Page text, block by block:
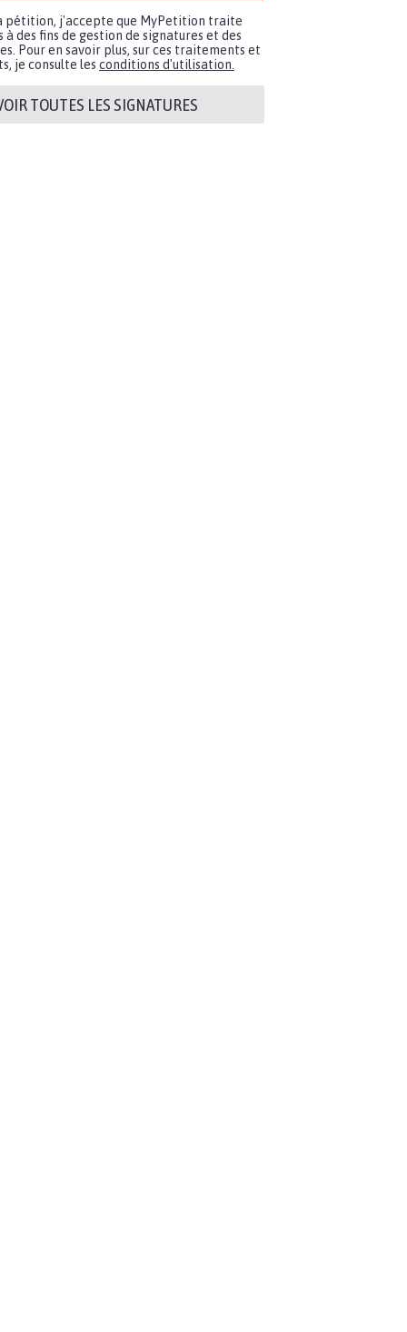
pétition, j'accepte que MyPetition traite
à des fins de gestion de signatures et des
Pour en savoir plus, sur ces traitements et
je consulte les conditions d'utilisation.
TOUTES LES SIGNATURES